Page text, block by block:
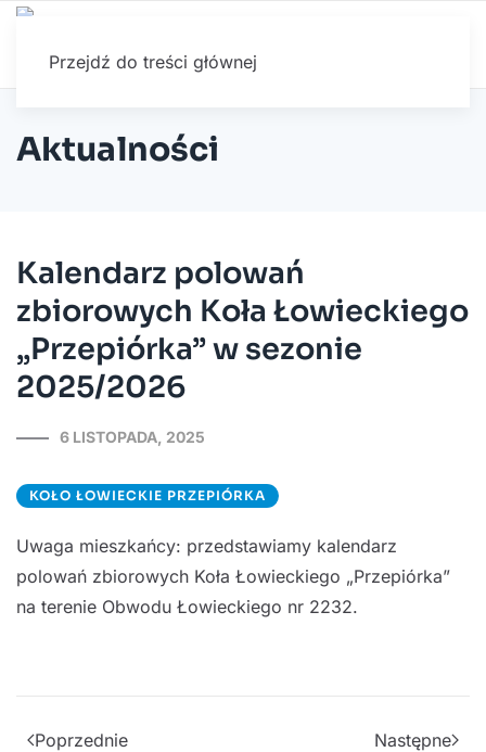
Przejdź do treści głównej
Aktualności
Kalendarz polowań
zbiorowych Koła Łowieckiego
„Przepiórka” w sezonie
2025/2026
6 LISTOPADA, 2025
KOŁO ŁOWIECKIE PRZEPIÓRKA
Uwaga mieszkańcy: przedstawiamy kalendarz
polowań zbiorowych Koła Łowieckiego „Przepiórka”
na terenie Obwodu Łowieckiego nr 2232.
Poprzednie Następne